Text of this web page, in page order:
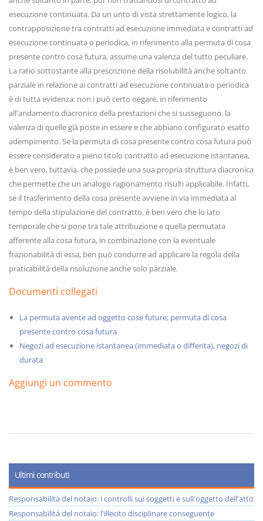
esecuzione continuata. Da un unto di vista strettamente logico, la
contrapposizione tra contratti ad esecuzione immediata e contratti ad
esecuzione continuata o periodica, in riferimento alla permuta di cosa
presente contro cosa futura, assume una valenza del tutto peculiare.
La ratio sottostante alla prescrizione della risolubilità anche soltanto
parziale in relazione ai contratti ad esecuzione continuata o periodica
è di tutta evidenza: non i può certo negare, in riferimento
all'andamento diacronico della prestazioni che si susseguono, la
valenza di quelle già poste in essere e che abbiano configurato esatto
adempimento. Se la permuta di cosa presente contro cosa futura può
essere considerato a pieno titolo contratto ad esecuzione istantanea,
è ben vero, tuttavia, che possiede una sua propria struttura diacronica
che permette che un analogo ragionamento risulti applicabile. Infatti,
se il trasferimento della cosa presente avviene in via immediata al
tempo della stipulazione del contratto, è ben vero che lo iato
temporale che si pone tra tale attribuzione e quella permutata
afferente alla cosa futura, in combinazione con la eventuale
frazionabilità di essa, ben può condurre ad applicare la regola della
praticabilità della risoluzione anche solo parziale.
Documenti collegati
La permuta avente ad oggetto cose future; permuta di cosa
presente contro cosa futura
Negozi ad esecuzione istantanea (immediata o differita), negozi di
durata
Aggiungi un commento
Ultimi contributi
Responsabilità del notaio: i controlli sui soggetti e sull'oggetto dell'atto
Responsabilità del notaio: l'illecito disciplinare conseguente